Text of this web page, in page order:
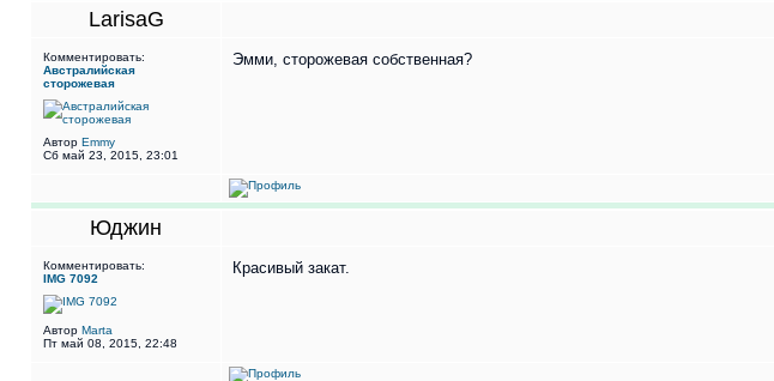
LarisaG
Комментировать:
Австралийская
сторожевая
Автор Emmy
Сб май 23, 2015, 23:01
Эмми, сторожевая собственная?
Юджин
Комментировать:
IMG 7092
Автор Marta
Пт май 08, 2015, 22:48
Красивый закат.